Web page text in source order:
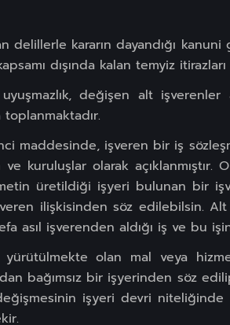
delillerle kararın dayandığı
dışında kalan temyiz
uyuşmazlık, değişen alt
maddesinde, işveren bir iş
kuruluşlar olarak
üretildiği işyeri bulunan bir
ilişkisinden söz edilebilsin.
asıl işverenden aldığı iş ve bu
olan mal veya
bağımsız bir işyerinden söz
işyeri devri niteliğinde